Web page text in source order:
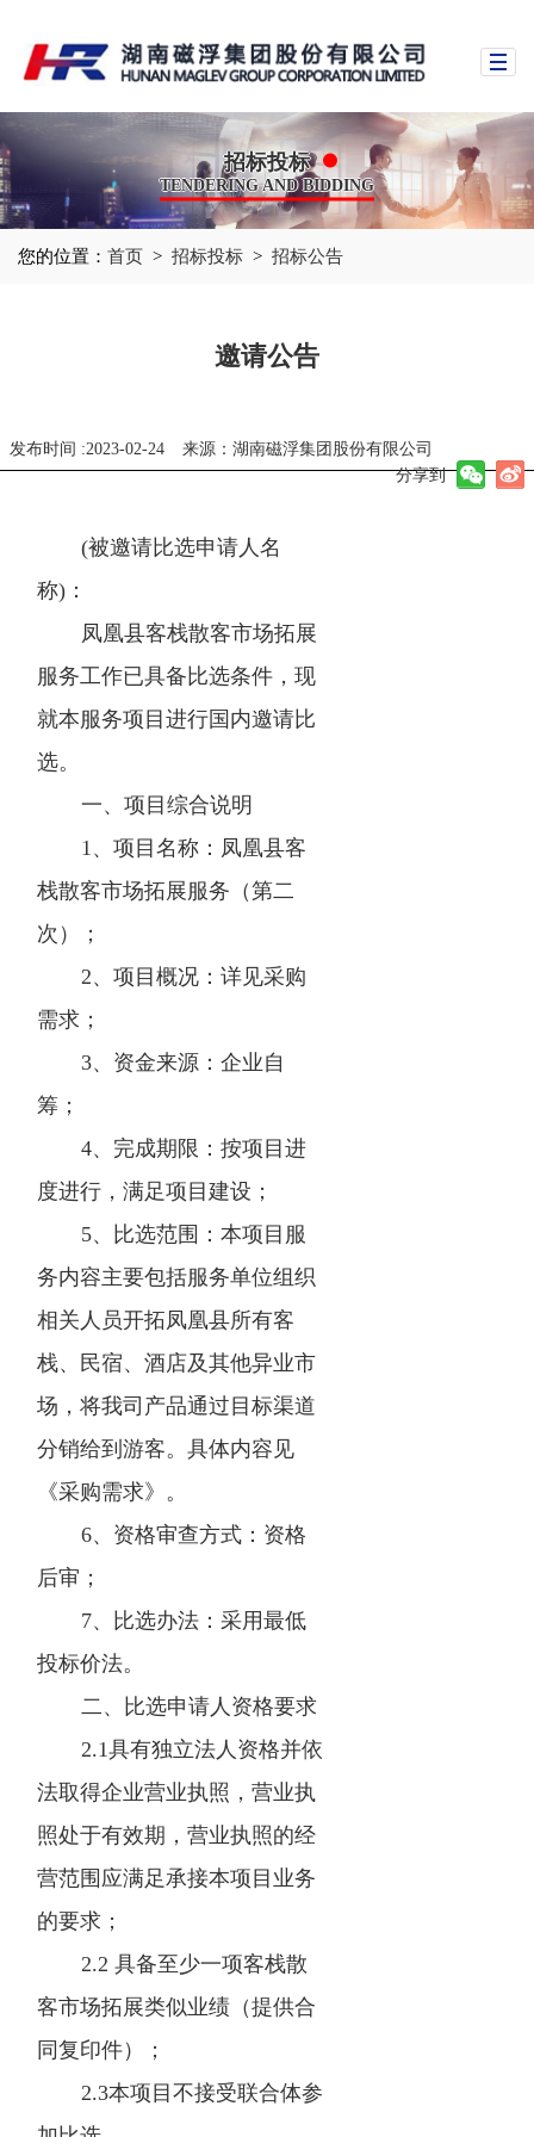
招标投标
TENDERING AND BIDDING
您的位置：首页 >招标投标 >招标公告
邀请公告
发布时间 :2023-02-24
来源：湖南磁浮集团股份有限公司
分享到
(被邀请比选申请人名
称)：
凤凰县客栈散客市场拓展
服务工作已具备比选条件，现
就本服务项目进行国内邀请比
选。
一、项目综合说明
1、项目名称：凤凰县客
栈散客市场拓展服务（第二
次）；
2、项目概况：详见采购
需求；
3、资金来源：企业自
筹；
4、完成期限：按项目进
度进行，满足项目建设；
5、比选范围：本项目服
务内容主要包括服务单位组织
相关人员开拓凤凰县所有客
栈、民宿、酒店及其他异业市
场，将我司产品通过目标渠道
分销给到游客。具体内容见
《采购需求》。
6、资格审查方式：资格
后审；
7、比选办法：采用最低
投标价法。
二、比选申请人资格要求
2.1具有独立法人资格并依
法取得企业营业执照，营业执
照处于有效期，营业执照的经
营范围应满足承接本项目业务
的要求；
2.2 具备至少一项客栈散
客市场拓展类似业绩（提供合
同复印件）；
2.3本项目不接受联合体参